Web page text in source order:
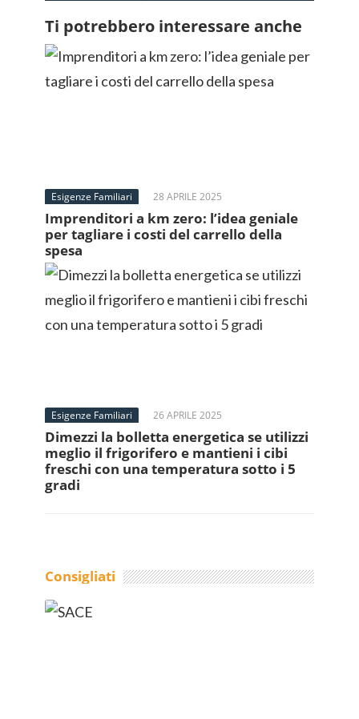
Ti potrebbero interessare anche
Esigenze Familiari 28 APRILE 2025
Imprenditori a km zero: l’idea geniale
per tagliare i costi del carrello della
spesa
Esigenze Familiari 26 APRILE 2025
Dimezzi la bolletta energetica se utilizzi
meglio il frigorifero e mantieni i cibi
freschi con una temperatura sotto i 5
gradi
Consigliati